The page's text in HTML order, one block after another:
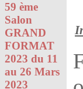
59 ème
Salon
GRAND
FORMAT
2023 du 11
au 26 Mars
2023